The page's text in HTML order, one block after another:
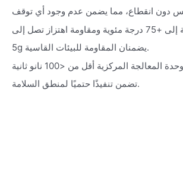
نطاق تشغيل من -45 درجة مئوية إلى +75 درجة مئوية ومقاومة اهتزاز تصل إلى
5g يضمنان المقاومة للبيئات القاسية.
دقة مزامنة وحدة المعالجة المركزية أقل من <100 نانو ثانية
تضمن تنفيذًا حتميًا لمنطق السلامة.